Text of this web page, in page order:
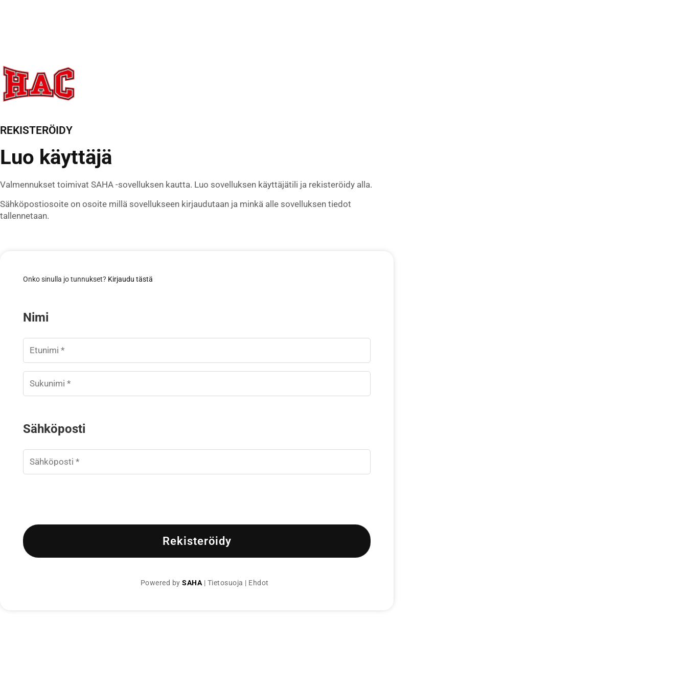
REKISTERÖIDY
Luo käyttäjä
Valmennukset toimivat SAHA -sovelluksen kautta. Luo sovelluksen käyttäjätili ja rekisteröidy alla.
Sähköpostiosoite on osoite millä sovellukseen kirjaudutaan ja minkä alle sovelluksen tiedot
tallennetaan.
Onko sinulla jo tunnukset? Kirjaudu tästä
Nimi
Sähköposti
Rekisteröidy
Powered by SAHA| Tietosuoja | Ehdot